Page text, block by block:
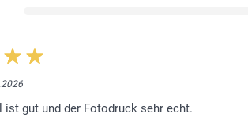
ist gut und der Fotodruck sehr echt.